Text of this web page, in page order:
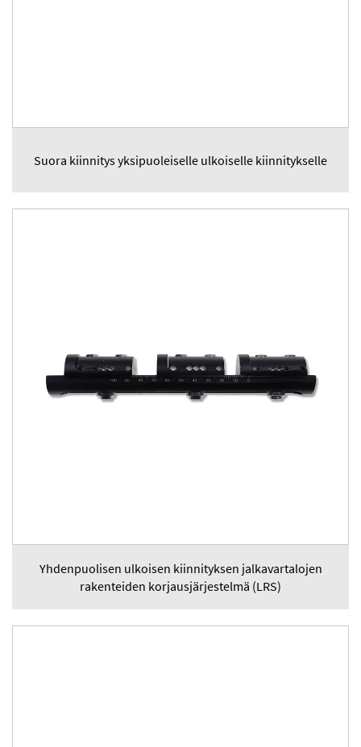
Suora kiinnitys yksipuoleiselle ulkoiselle kiinnitykselle
Yhdenpuolisen ulkoisen kiinnityksen jalkavartalojen
rakenteiden korjausjärjestelmä (LRS)